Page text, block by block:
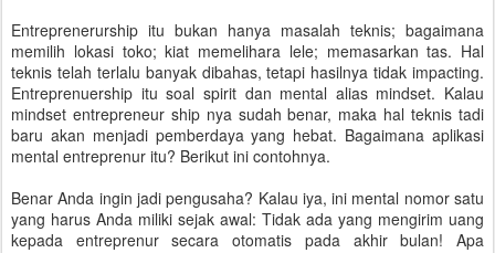
Entreprenerurship itu bukan hanya masalah teknis; bagaimana
memilih lokasi toko; kiat memelihara lele; memasarkan tas. Hal
teknis telah terlalu banyak dibahas, tetapi hasilnya tidak impacting.
Entreprenuership itu soal spirit dan mental alias mindset. Kalau
mindset entrepreneur ship nya sudah benar, maka hal teknis tadi
baru akan menjadi pemberdaya yang hebat. Bagaimana aplikasi
mental entreprenur itu? Berikut ini contohnya.
Benar Anda ingin jadi pengusaha? Kalau iya, ini mental nomor satu
yang harus Anda miliki sejak awal: Tidak ada yang mengirim uang
kepada entreprenur secara otomatis pada akhir bulan! Apa